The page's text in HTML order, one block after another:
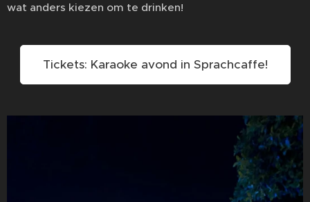
wat anders kiezen om te drinken!
Tickets: Karaoke avond in Sprachcaffe!